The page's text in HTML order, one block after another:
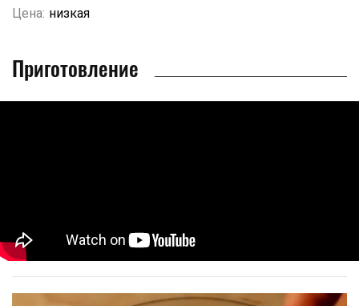
Цена: низкая
Приготовление